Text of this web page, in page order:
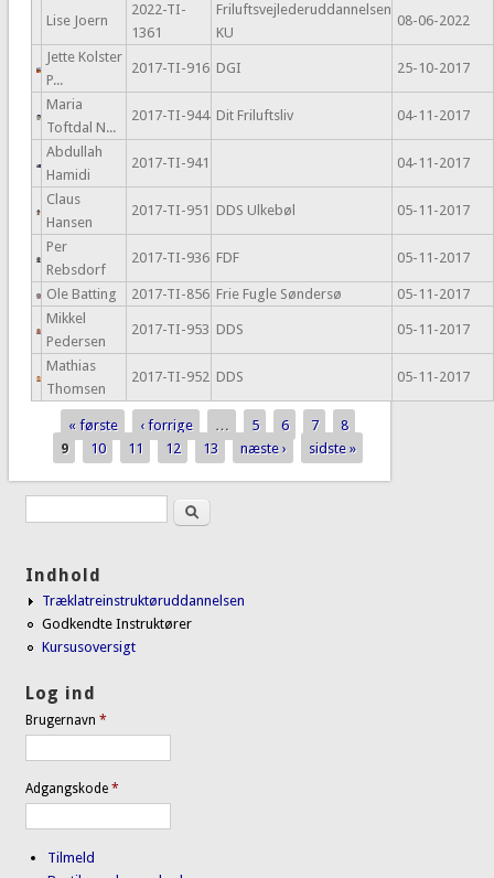
Lise Joern
2022-TI-
1361
Friluftsvejlederuddannelsen
KU
08-06-2022
Jette Kolster
P...
2017-TI-916 DGI 25-10-2017
Maria
Toftdal N...
2017-TI-944 Dit Friluftsliv 04-11-2017
Abdullah
Hamidi
2017-TI-941 04-11-2017
Claus
Hansen
2017-TI-951 DDS Ulkebøl 05-11-2017
Per
Rebsdorf
2017-TI-936 FDF 05-11-2017
Ole Batting 2017-TI-856 Frie Fugle Søndersø
05-11-2017
Mikkel
Pedersen
2017-TI-953 DDS 05-11-2017
Mathias
Thomsen
2017-TI-952 DDS 05-11-2017
Sider
« første ‹ forrige … 5 6 7
8
9
10 11 12 13 næste › sidste »
Søgefelt Søg
Indhold
Træklatreinstruktøruddannelsen
Godkendte Instruktører
Kursusoversigt
Log ind
Brugernavn*
Adgangskode*
Tilmeld